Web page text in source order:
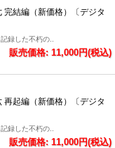
完結編（新価格）〔デジタ
録した不朽の..
販売価格: 11,000円(税込)
再起編（新価格）〔デジタ
録した不朽の..
販売価格: 11,000円(税込)